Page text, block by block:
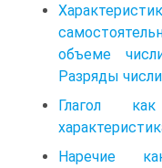
объеме
Разряды
Глагол
Наречие